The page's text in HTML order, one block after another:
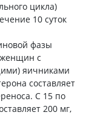
цикла)
10 суток
фазы
женщин с
яичниками
составляет
С 15 по
200 мг,